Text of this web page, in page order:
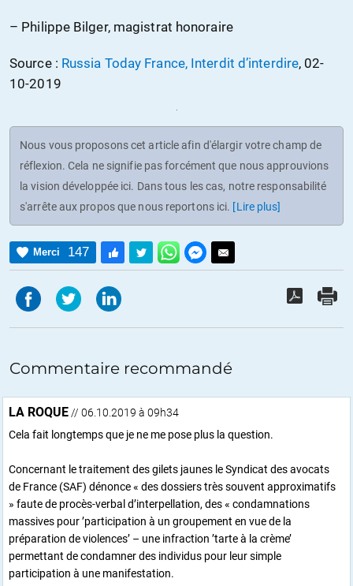
– Philippe Bilger, magistrat honoraire
Source : Russia Today France, Interdit d’interdire, 02-
10-2019
Nous vous proposons cet article afin d'élargir votre champ de
réflexion. Cela ne signifie pas forcément que nous approuvions
la vision développée ici. Dans tous les cas, notre responsabilité
s'arrête aux propos que nous reportons ici. [Lire plus]
Merci 147
Commentaire recommandé
LA ROQUE // 06.10.2019 à 09h34
Cela fait longtemps que je ne me pose plus la question.
Concernant le traitement des gilets jaunes le Syndicat des avocats
de France (SAF) dénonce « des dossiers très souvent approximatifs
» faute de procès-verbal d’interpellation, des « condamnations
massives pour ’participation à un groupement en vue de la
préparation de violences’ – une infraction ’tarte à la crème’
permettant de condamner des individus pour leur simple
participation à une manifestation.